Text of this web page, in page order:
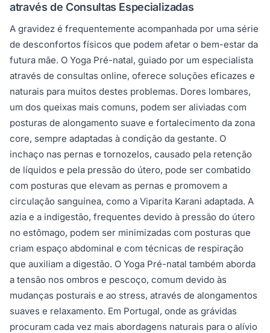
através de Consultas Especializadas
A gravidez é frequentemente acompanhada por uma série
de desconfortos físicos que podem afetar o bem-estar da
futura mãe. O Yoga Pré-natal, guiado por um especialista
através de consultas online, oferece soluções eficazes e
naturais para muitos destes problemas. Dores lombares,
um dos queixas mais comuns, podem ser aliviadas com
posturas de alongamento suave e fortalecimento da zona
core, sempre adaptadas à condição da gestante. O
inchaço nas pernas e tornozelos, causado pela retenção
de líquidos e pela pressão do útero, pode ser combatido
com posturas que elevam as pernas e promovem a
circulação sanguínea, como a Viparita Karani adaptada. A
azia e a indigestão, frequentes devido à pressão do útero
no estômago, podem ser minimizadas com posturas que
criam espaço abdominal e com técnicas de respiração
que auxiliam a digestão. O Yoga Pré-natal também aborda
a tensão nos ombros e pescoço, comum devido às
mudanças posturais e ao stress, através de alongamentos
suaves e relaxamento. Em Portugal, onde as grávidas
procuram cada vez mais abordagens naturais para o alívio